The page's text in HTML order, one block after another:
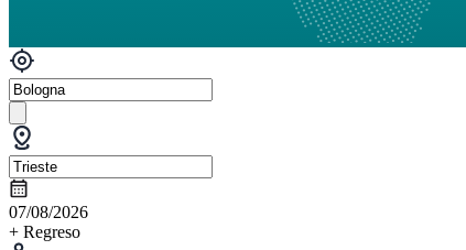
07/08/2026
+ Regreso